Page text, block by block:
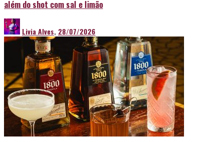
além do shot com sal e limão
Livia Alves, 28/07/2026